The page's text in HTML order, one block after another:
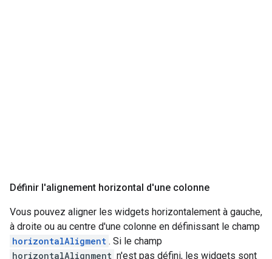
Définir l'alignement horizontal d'une colonne
Vous pouvez aligner les widgets horizontalement à gauche,
à droite ou au centre d'une colonne en définissant le champ
horizontalAligment . Si le champ
horizontalAlignment n'est pas défini, les widgets sont